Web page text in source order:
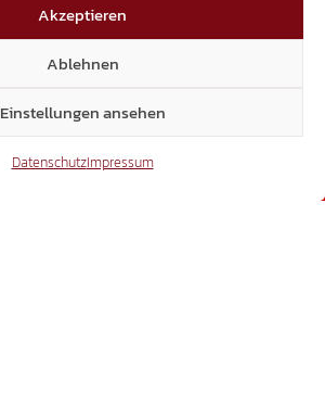
Akzeptieren
Ablehnen
Einstellungen ansehen
DatenschutzImpressum